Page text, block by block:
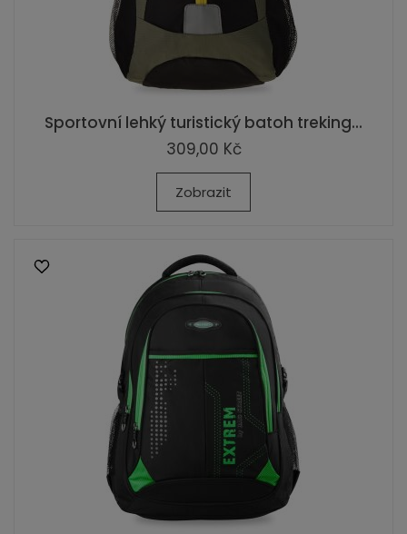
Sportovní lehký turistický batoh treking...
309,00 Kč
Zobrazit